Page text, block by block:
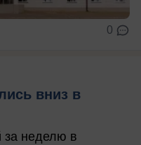
0
вниз в
неделю в